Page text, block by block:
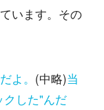
います。その
よ。 (中略)当
クした"んだ